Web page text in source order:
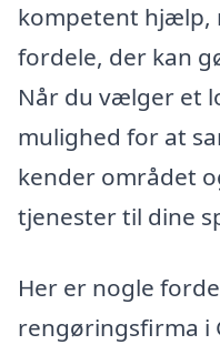
kompetent hjælp,
fordele, der kan
Når du vælger et
mulighed for at
kender området
tjenester til dine
Her er nogle
rengøringsfirma i